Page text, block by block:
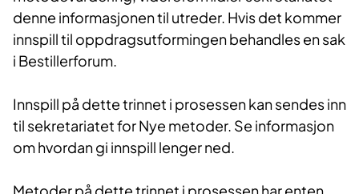
denne informasjonen til utreder. Hvis det kommer
innspill til oppdragsutformingen behandles en sak
i Bestillerforum.
Innspill på dette trinnet i prosessen kan sendes inn
til sekretariatet for Nye metoder. Se informasjon
om hvordan gi innspill lenger ned.